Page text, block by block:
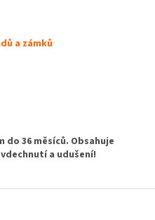
a zámků
do 36 měsíců. Obsahuje
a udušení!